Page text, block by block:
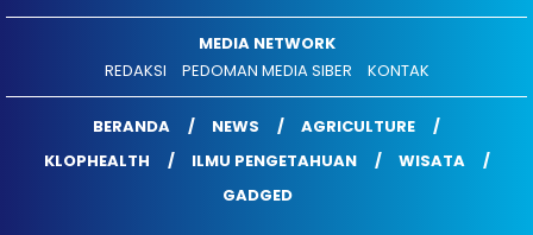
MEDIA NETWORK
REDAKSI
PEDOMAN MEDIA SIBER KONTAK
BERANDA NEWS
AGRICULTURE
KLOPHEALTH
ILMU PENGETAHUAN
WISATA
GADGED